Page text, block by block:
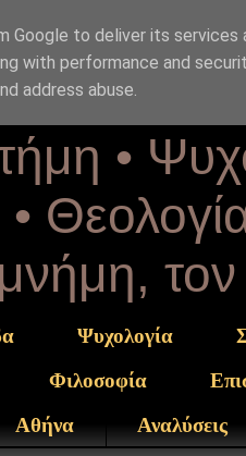
•
•
μνήμη,
Ψυχολογία
Φιλοσοφία
Αθήνα
Αναλύσεις
Google to deliver its
with performance and
address abuse.